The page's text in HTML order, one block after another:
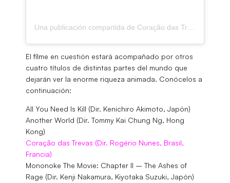
El filme en cuestión estará acompañado por otros
cuatro títulos de distintas partes del mundo que
dejarán ver la enorme riqueza animada. Conócelos a
continuación:
All You Need Is Kill (Dir. Kenichiro Akimoto, Japón)
Another World (Dir. Tommy Kai Chung Ng, Hong
Kong)
Coração das Trevas (Dir. Rogério Nunes, Brasil,
Francia)
Mononoke The Movie: Chapter II – The Ashes of
Rage (Dir. Kenji Nakamura, Kiyotaka Suzuki, Japón)